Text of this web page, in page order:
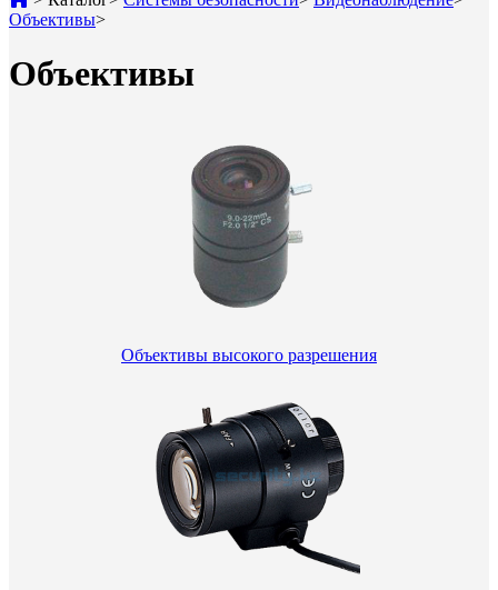
Объективы>
Объективы
Объективы высокого разрешения